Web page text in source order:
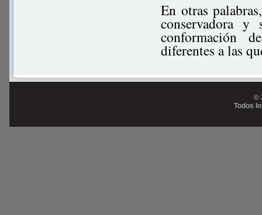
En otras
conservadora
conformación
diferentes a las
©
Todos